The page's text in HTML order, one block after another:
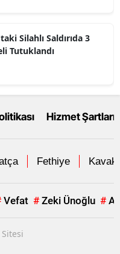
Silahlı Saldırıda 3
Tutuklandı
Hizmet Şartları
Fethiye
Vefat # Zeki Ünoğlu #